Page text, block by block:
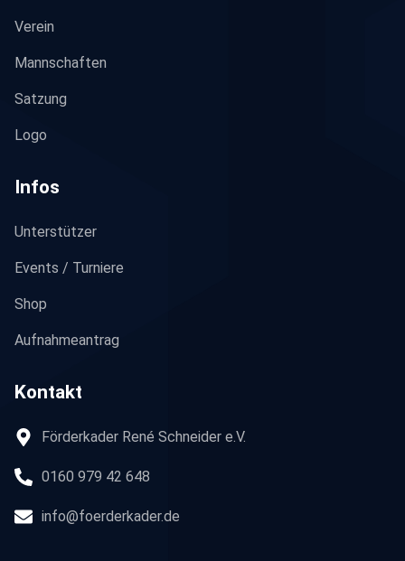
Verein
Mannschaften
Satzung
Logo
Infos
Unterstützer
Events / Turniere
Shop
Aufnahmeantrag
Kontakt
Förderkader René Schneider e.V.
0160 979 42 648
info@foerderkader.de